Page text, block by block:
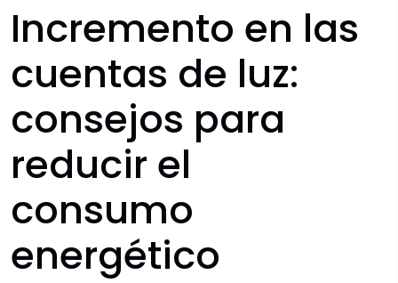
Incremento en las
cuentas de luz:
consejos para
reducir el
consumo
energético